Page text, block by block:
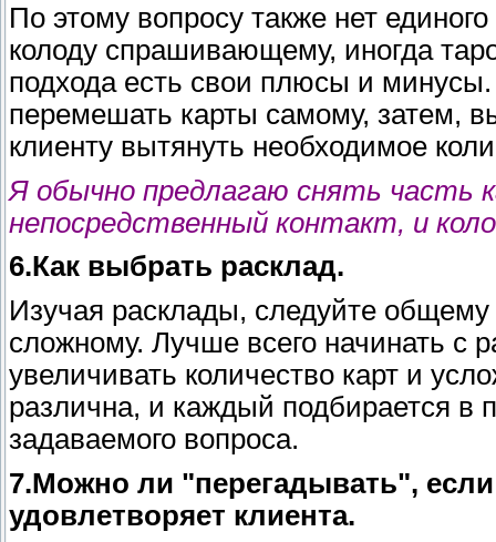
По этому вопросу также нет
колоду спрашивающему, иногда
подхода есть свои плюсы и
перемешать карты самому, затем,
клиенту вытянуть необходимое
Я обычно предлагаю снять часть
непосредственный контакт, и
6.Как выбрать расклад.
Изучая расклады, следуйте общему
сложному. Лучше всего начинать с
увеличивать количество карт и
различна, и каждый подбирается в
задаваемого вопроса.
7.Можно ли "перегадывать",
удовлетворяет клиента.